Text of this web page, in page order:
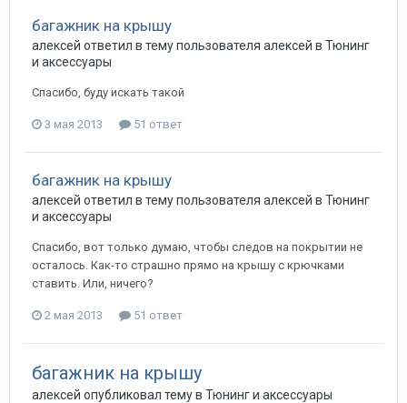
багажник на крышу
алексей ответил в тему пользователя алексей в Тюнинг
и аксессуары
Спасибо, буду искать такой
3 мая 2013 51 ответ
багажник на крышу
алексей ответил в тему пользователя алексей в Тюнинг
и аксессуары
Спасибо, вот только думаю, чтобы следов на покрытии не
осталось. Как-то страшно прямо на крышу с крючками
ставить. Или, ничего?
2 мая 2013 51 ответ
багажник на крышу
алексей опубликовал тему в Тюнинг и аксессуары